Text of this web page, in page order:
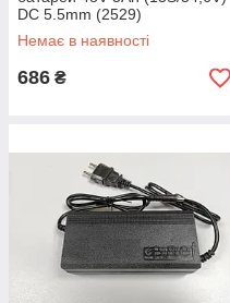
DC 5.5mm (2529)
Немає в наявності
686 ₴